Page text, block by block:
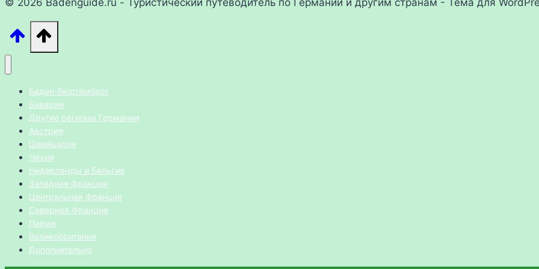
© 2026 Badenguide.ru - Туристический путеводитель по Германии и другим странам - Тема для
Баден-Вюртемберг
Бавария
Другие регионы Германии
Австрия
Швейцария
Чехия
Нидерланды и Бельгия
Западная Франция
Центральная Франция
Северная Франция
Париж
Великобритания
Дополнительно